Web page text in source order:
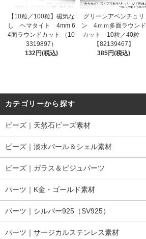
【10粒／100粒】磁気な
し ヘマタイト 4mm 6
4面ラウンドカット （10
3319897）
132円(税込)
グリーンアベンチュリ
ン 4ｍｍ多面ラウンド
カット 10粒／40粒
【82139467】
385円(税込)
カテゴリーから探す
ビーズ｜天然石ビーズ素材
ビーズ｜淡水パール＆シェル素材
ビーズ｜ガラス＆ビジュパーツ
パーツ｜K金・ゴールド素材
パーツ｜シルバー925（SV925）
パーツ｜サージカルステンレス素材